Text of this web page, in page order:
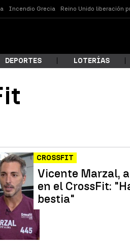
Incendio Grecia Reino Unido liberación
DEPORTES LOTERÍAS
CROSSFIT
Vicente Marzal,
en el CrossFit:
bestia"